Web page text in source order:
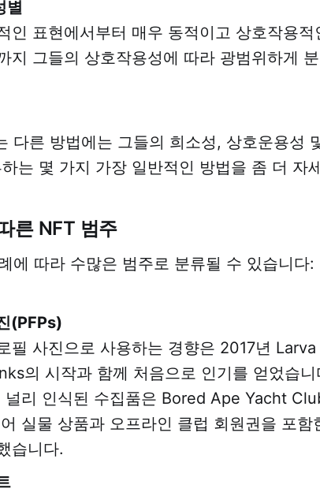
별
인 표현에서부터 매우 동적이고 상호작용적
지 그들의 상호작용성에 따라 광범위하게
다른 방법에는 그들의 희소성, 상호운용성
는 몇 가지 가장 일반적인 방법을 좀 더 자
른 NFT 범주
에 따라 수많은 범주로 분류될 수 있습니다:
(PFPs)
필 사진으로 사용하는 경향은 2017년
의 시작과 함께 처음으로 인기를 얻었습
널리 인식된 수집품은 Bored Ape Yacht
실물 상품과 오프라인 클럽 회원권을 포함
습니다.